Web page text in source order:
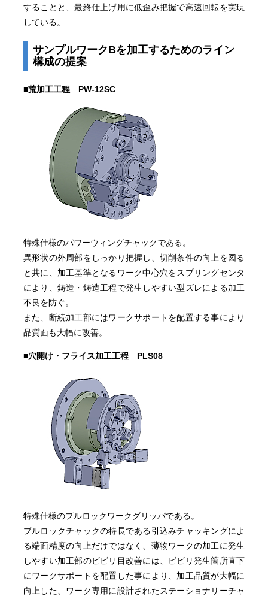
することと、最終仕上げ用に低歪み把握で高速回転を実現
している。
サンプルワークBを加工するためのライン
構成の提案
■荒加工工程 PW-12SC
特殊仕様のパワーウィングチャックである。
異形状の外周部をしっかり把握し、切削条件の向上を図る
と共に、加工基準となるワーク中心穴をスプリングセンタ
により、鋳造・鋳造工程で発生しやすい型ズレによる加工
不良を防ぐ。
また、断続加工部にはワークサポートを配置する事により
品質面も大幅に改善。
■穴開け・フライス加工工程 PLS08
特殊仕様のプルロックワークグリッパである。
プルロックチャックの特長である引込みチャッキングによ
る端面精度の向上だけではなく、薄物ワークの加工に発生
しやすい加工部のビビリ目改善には、ビビリ発生箇所直下
にワークサポートを配置した事により、加工品質が大幅に
向上した、ワーク専用に設計されたステーショナリーチャ